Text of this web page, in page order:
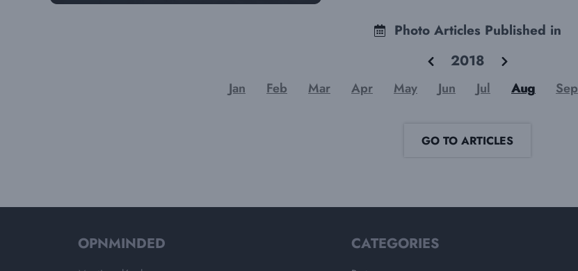
Photo Articles Published in
2018
Jan Feb Mar Apr May Jun Jul Aug Sep
GO TO ARTICLES
OPNMINDED CATEGORIES